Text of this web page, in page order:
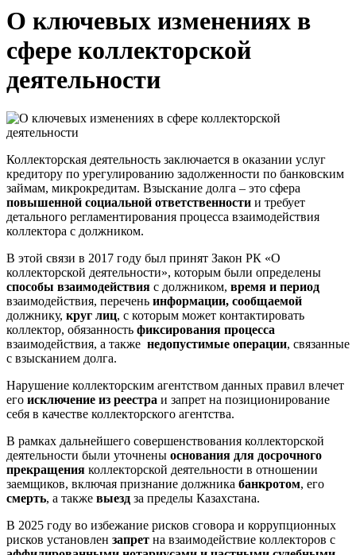
О ключевых изменениях в
сфере коллекторской
деятельности
Коллекторская деятельность заключается в оказании услуг
кредитору по урегулированию задолженности по банковским
займам, микрокредитам. Взыскание долга – это сфера
повышенной социальной ответственности и требует
детального регламентирования процесса взаимодействия
коллектора с должником.
В этой связи в 2017 году был принят Закон РК «О
коллекторской деятельности», которым были определены
способы взаимодействия с должником, время и период
взаимодействия, перечень информации, сообщаемой
должнику, круг лиц, с которым может контактировать
коллектор, обязанность фиксирования процесса
взаимодействия, а также недопустимые операции, связанные
с взысканием долга.
Нарушение коллекторским агентством данных правил влечет
его исключение из реестра и запрет на позиционирование
себя в качестве коллекторского агентства.
В рамках дальнейшего совершенствования коллекторской
деятельности были уточнены основания для досрочного
прекращения коллекторской деятельности в отношении
заемщиков, включая признание должника банкротом, его
смерть, а также выезд за пределы Казахстана.
В 2025 году во избежание рисков сговора и коррупционных
рисков установлен запрет на взаимодействие коллекторов с